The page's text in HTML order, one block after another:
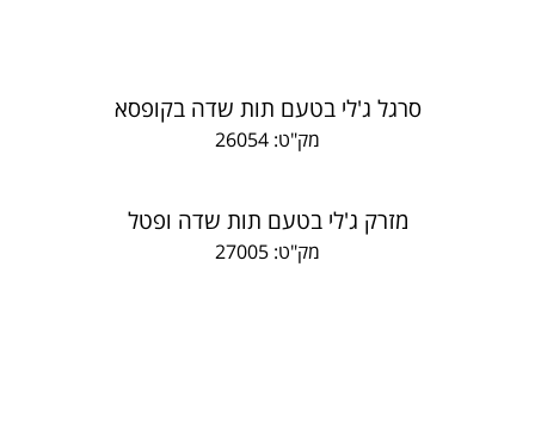
סרגל ג'לי בטעם תות שדה בקופסא
מק"ט: 26054
מזרק ג'לי בטעם תות שדה ופטל
מק"ט: 27005